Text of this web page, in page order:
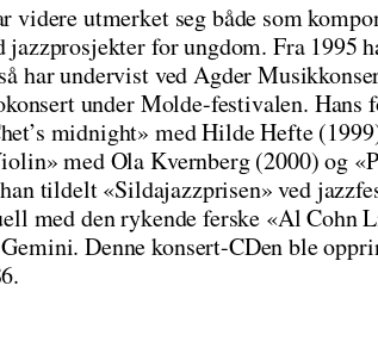
videre utmerket seg både som
jazzprosjekter for ungdom. Fra 1995
har undervist ved Agder
under Molde-festivalen.
midnight» med Hilde Hefte
med Ola Kvernberg (2000) og
tildelt «Sildajazzprisen» ved
med den rykende ferske «Al
Denne konsert-CDen ble